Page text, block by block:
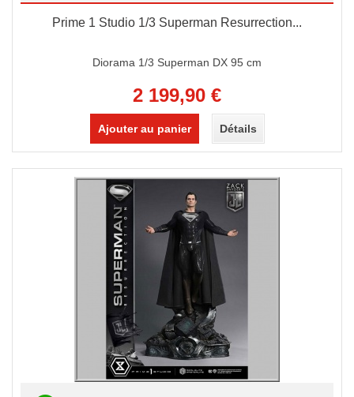
Prime 1 Studio 1/3 Superman Resurrection...
Diorama 1/3 Superman DX 95 cm
2 199,90 €
Ajouter au panier Détails